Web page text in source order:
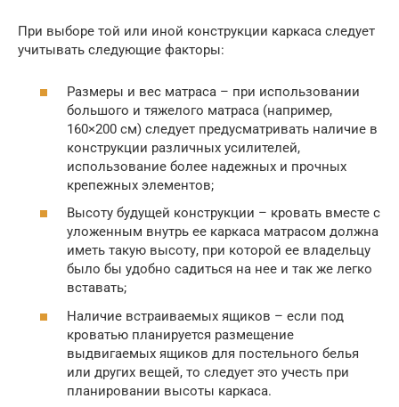
При выборе той или иной конструкции каркаса следует
учитывать следующие факторы:
Размеры и вес матраса – при использовании
большого и тяжелого матраса (например,
160×200 см) следует предусматривать наличие в
конструкции различных усилителей,
использование более надежных и прочных
крепежных элементов;
Высоту будущей конструкции – кровать вместе с
уложенным внутрь ее каркаса матрасом должна
иметь такую высоту, при которой ее владельцу
было бы удобно садиться на нее и так же легко
вставать;
Наличие встраиваемых ящиков – если под
кроватью планируется размещение
выдвигаемых ящиков для постельного белья
или других вещей, то следует это учесть при
планировании высоты каркаса.